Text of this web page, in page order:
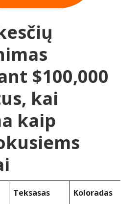
$100,000
kai
kaip
Teksasas Koloradas